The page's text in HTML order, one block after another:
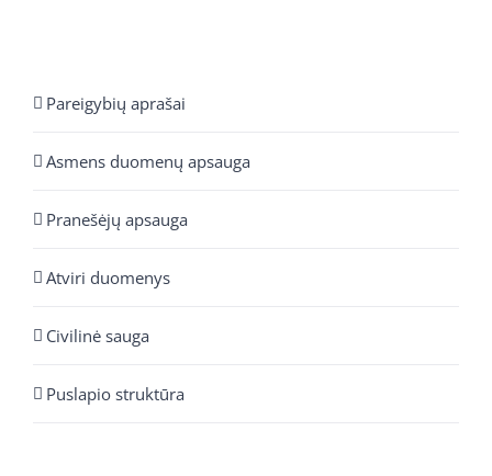
Pareigybių aprašai
Asmens duomenų apsauga
Pranešėjų apsauga
Atviri duomenys
Civilinė sauga
Puslapio struktūra